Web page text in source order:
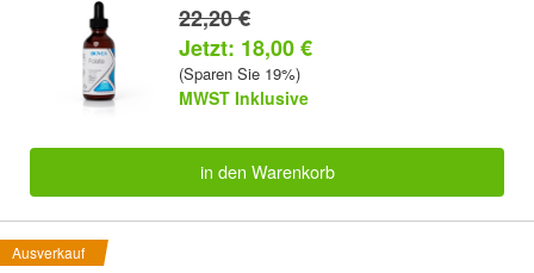
22,20 €
Jetzt: 18,00 €
(Sparen Sie 19%)
MWST Inklusive
in den Warenkorb
Ausverkauf